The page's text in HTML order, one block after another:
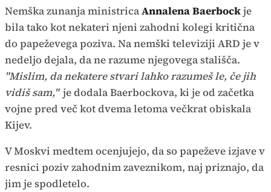
Nemška zunanja ministricaAnnalena Baerbockje
bila tako kot nekateri njeni zahodni kolegi kritična
do papeževega poziva. Na nemški televiziji ARD je v
nedeljo dejala, da ne razume njegovega stališča.
"Mislim, da nekatere stvari lahko razumeš le, če jih
vidiš sam," je dodala Baerbockova, ki je od začetka
vojne pred več kot dvema letoma večkrat obiskala
Kijev.
V Moskvi medtem ocenjujejo, da so papeževe izjave v
resnici poziv zahodnim zaveznikom, naj priznajo, da
jim je spodletelo.